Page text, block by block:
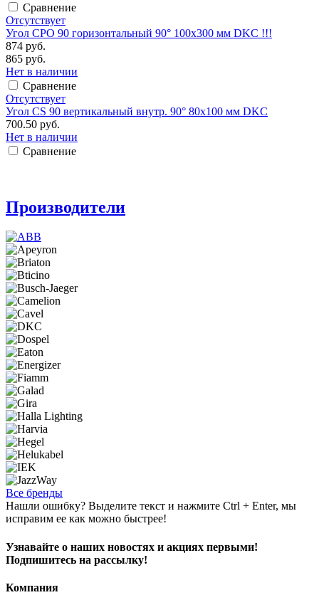
Сравнение
Отсутствует
Угол CPO 90 горизонтальный 90° 100х300 мм DKC !!!
874 руб.
865 руб.
Нет в наличии
Сравнение
Отсутствует
Угол CS 90 вертикальный внутр. 90° 80х100 мм DKC
700.50 руб.
Нет в наличии
Сравнение
Производители
Все бренды
Нашли ошибку? Выделите текст и нажмите Ctrl + Enter, мы
исправим ее как можно быстрее!
Узнавайте о наших новостях и акциях первыми!
Подпишитесь на рассылку!
Компания